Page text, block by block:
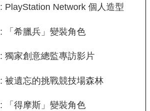
PlayStation Network 個人造型
「希臘兵」變裝角色
獨家創意總監專訪影片
被遺忘的挑戰競技場森林
「得摩斯」變裝角色